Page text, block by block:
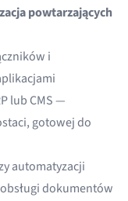
powtarzających
i
lub CMS —
gotowej do
automatyzacji
dokumentów